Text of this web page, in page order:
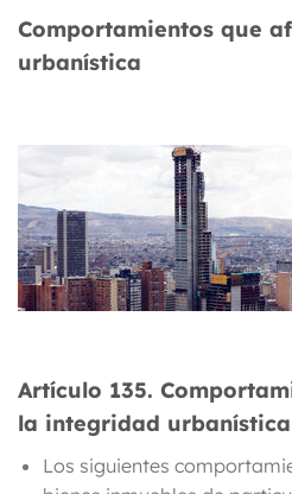
Comportamientos que
urbanística
Artículo 135.
la integridad urbanística
Los siguientes